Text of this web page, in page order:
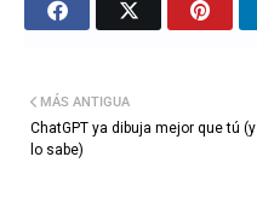
MÁS ANTIGUA
ChatGPT ya dibuja mejor que tú (y
lo sabe)